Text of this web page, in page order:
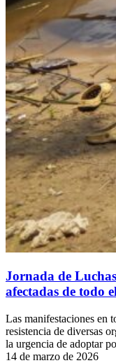
Jornada de
afectadas de todo
Las manifestaciones en
resistencia de diversas
la urgencia de adoptar
14 de marzo de 2026